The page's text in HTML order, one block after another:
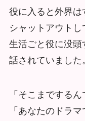
役に入ると外界は
シャットアウトし
生活ごと役に没頭
話されていました
「そこまでする
「あなたのドラ